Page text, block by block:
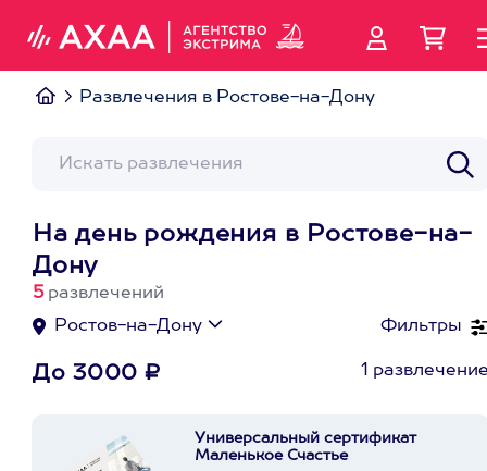
Развлечения в Ростове-на-Дону
На день рождения в Ростове-на-
Дону
5развлечений
Фильтры
Ростов-на-Дону
До 3000 ₽ 1
Универсальный сертификат
Маленькое Счастье